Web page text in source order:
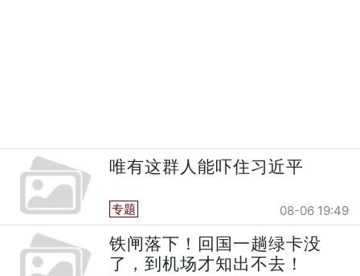
唯有这群人能吓住习近平
专题 08-06 19:49
铁闸落下！回国一趟绿卡没
了，到机场才知出不去！